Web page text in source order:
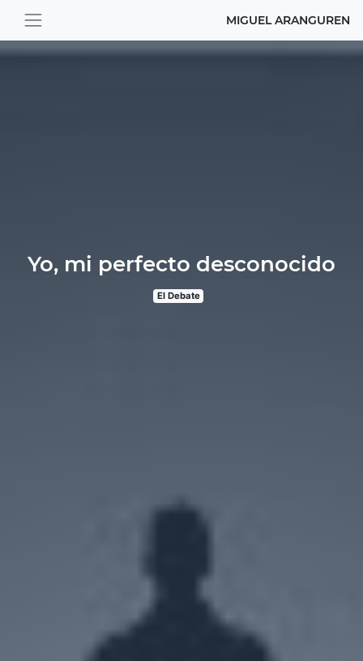
MIGUEL ARANGUREN
Yo, mi perfecto desconocido
El Debate